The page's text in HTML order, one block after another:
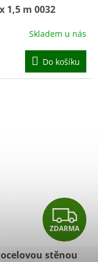
1,5 m 0032
Skladem u nás
Do košíku
Z
D
ZDARMA
stěnou